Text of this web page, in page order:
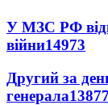
У МЗС РФ
війни14973
Другий за
генерала13877